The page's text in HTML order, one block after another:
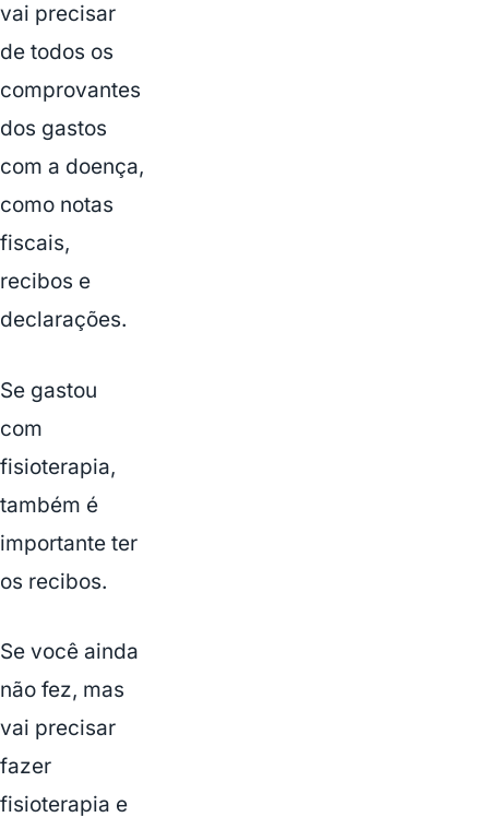
vai precisar
de todos os
comprovantes
dos gastos
com a doença,
como notas
fiscais,
recibos e
declarações.
Se gastou
com
fisioterapia,
também é
importante ter
os recibos.
Se você ainda
não fez, mas
vai precisar
fazer
fisioterapia e